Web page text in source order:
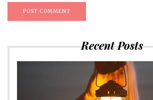
Recent Posts